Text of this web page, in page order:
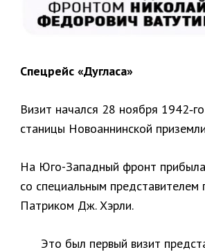
Спецрейс «Дугласа»
Визит начался 28 ноября
станицы Новоаннинской
На Юго-Западный фронт прибыла
со специальным
Патриком Дж. Хэрли.
Это был первый визит